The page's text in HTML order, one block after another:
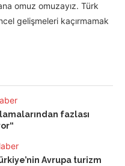
omuz omuzayız. Türk
gelişmeleri kaçırmamak
fazlası
Avrupa turizm